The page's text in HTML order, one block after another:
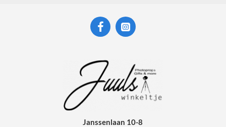
Janssenlaan 10-8